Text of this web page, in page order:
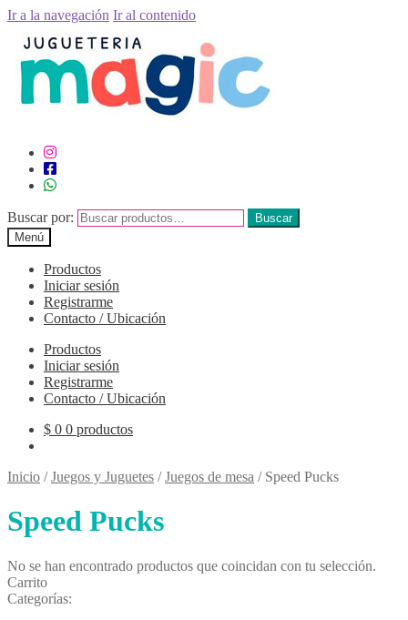
Ir a la navegación Ir al contenido
Buscar por:
Buscar
Menú
Productos
Iniciar sesión
Registrarme
Contacto / Ubicación
Productos
Iniciar sesión
Registrarme
Contacto / Ubicación
$ 0 0 productos
Inicio /Juegos y Juguetes /Juegos de mesa / Speed Pucks
Speed Pucks
No se han encontrado productos que coincidan con tu selección.
Carrito
Categorías: